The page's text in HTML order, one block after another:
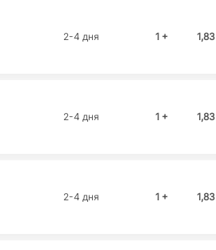
2-4 дня 1 +
2-4 дня 1 +
2-4 дня 1 +